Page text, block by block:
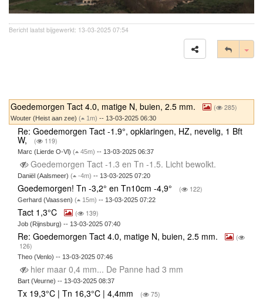
Bericht laatst bijgewerkt: 13-03-2025 07:54
Goedemorgen Tact 4.0, matige N, buien, 2.5 mm. ( 285)
Wouter (Heist aan zee) ( 1m) -- 13-03-2025 06:30
Re: Goedemorgen Tact -1.9°, opklaringen, HZ, nevelig, 1 Bft
W, ( 119)
Marc (Lierde O-Vl) ( 45m) -- 13-03-2025 06:37
Goedemorgen Tact -1.3 en Tn -1.5. Licht bewolkt.
Daniël (Aalsmeer) ( -4m) -- 13-03-2025 07:20
Goedemorgen! Tn -3,2° en Tn10cm -4,9° ( 122)
Gerhard (Vaassen) ( 15m) -- 13-03-2025 07:22
Tact 1,3°C ( 139)
Job (Rijnsburg) -- 13-03-2025 07:40
Re: Goedemorgen Tact 4.0, matige N, buien, 2.5 mm.
(
126)
Theo (Venlo) -- 13-03-2025 07:46
hier maar 0,4 mm... De Panne had 3 mm
Bart (Veurne) -- 13-03-2025 08:37
Tx 19,3°C | Tn 16,3°C | 4,4mm ( 75)